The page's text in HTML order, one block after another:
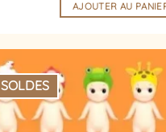
AJOUTER AU
SOLDES